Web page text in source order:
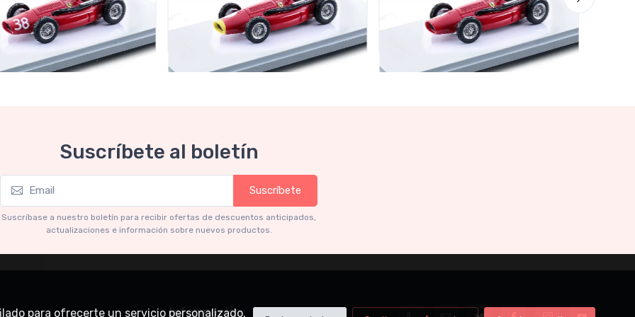
22B Ferrari 553 Squalo
Spain GP car #38
M. Hawthorn
€99.00
TM43-22C Ferrari 553 Squalo
1954 French GP car #2 Driver J.F.
Gonzales
€99.00
Suscríbete al boletín
Suscríbete
Suscríbase a nuestro boletín para recibir ofertas de descuentos anticipados,
actualizaciones e información sobre nuevos productos.
Información
para ofrecerte un servicio personalizado.